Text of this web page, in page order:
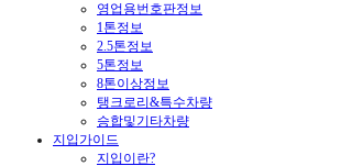
영업용번호판정보
1톤정보
2.5톤정보
5톤정보
8톤이상정보
탱크로리&특수차량
승합및기타차량
지입가이드
지입이란?